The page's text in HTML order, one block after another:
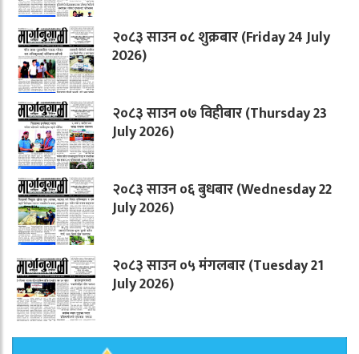
२०८३ साउन ०८ शुक्रबार (Friday 24 July
2026)
२०८३ साउन ०७ विहीबार (Thursday 23
July 2026)
२०८३ साउन ०६ बुधबार (Wednesday 22
July 2026)
२०८३ साउन ०५ मंगलबार (Tuesday 21
July 2026)